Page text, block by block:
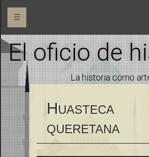
☰
El oficio de
La historia como
HUASTECA
QUERETANA